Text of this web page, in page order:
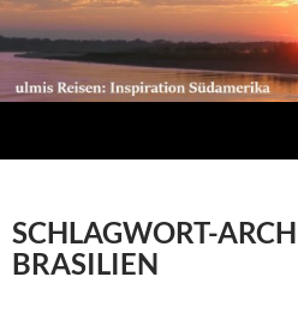
SCHLAGWORT-
BRASILIEN